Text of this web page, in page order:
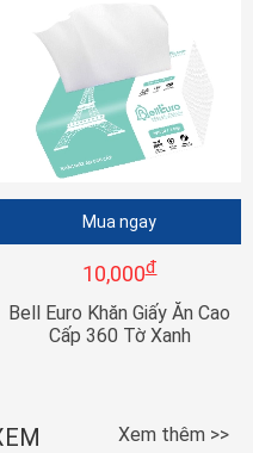
Mua ngay
10,000đ
Bell Euro Khăn Giấy Ăn Cao
Cấp 360 Tờ Xanh
Xem thêm >>